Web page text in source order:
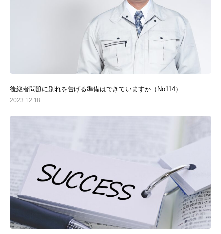
後継者問題に別れを告げる準備はできていますか（No114）
2023.12.18